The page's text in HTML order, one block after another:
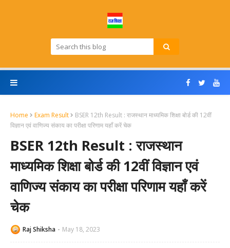
Home Exam Result
BSER 12th Result : राजस्थान माध्यमिक शिक्षा बोर्ड की 12वीं
विज्ञान एवं वाणिज्य संकाय का परीक्षा परिणाम यहाँ करें चेक
BSER 12th Result : राजस्थान
माध्यमिक शिक्षा बोर्ड की 12वीं विज्ञान एवं
वाणिज्य संकाय का परीक्षा परिणाम यहाँ करें
चेक
Raj Shiksha May 18, 2023